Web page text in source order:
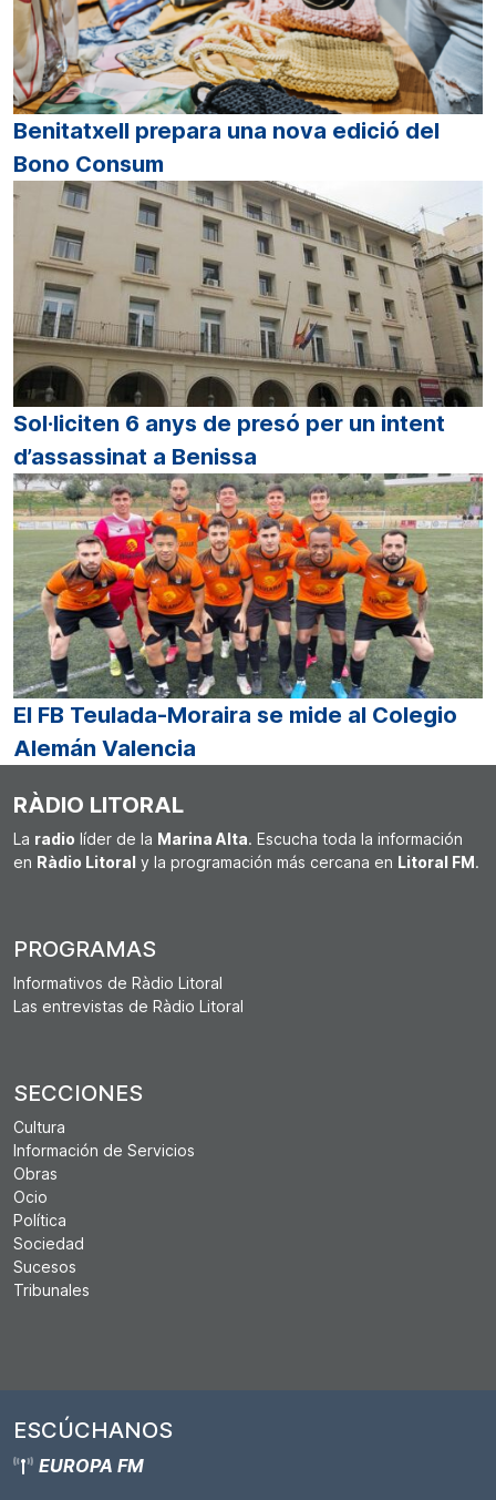
Benitatxell prepara una nova edició del
Bono Consum
Sol·liciten 6 anys de presó per un intent
d’assassinat a Benissa
El FB Teulada-Moraira se mide al Colegio
Alemán Valencia
RÀDIO LITORAL
La radio líder de la Marina Alta. Escucha toda la información
en Ràdio Litoral y la programación más cercana en Litoral FM.
PROGRAMAS
Informativos de Ràdio Litoral
Las entrevistas de Ràdio Litoral
SECCIONES
Cultura
Información de Servicios
Obras
Ocio
Política
Sociedad
Sucesos
Tribunales
ESCÚCHANOS
EUROPA FM